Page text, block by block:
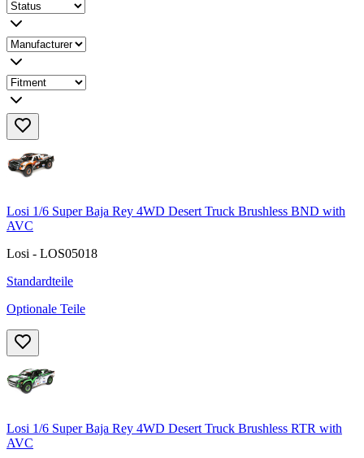
Losi 1/6 Super Baja Rey 4WD Desert Truck Brushless BND with
AVC
Losi - LOS05018
Standardteile
Optionale Teile
Losi 1/6 Super Baja Rey 4WD Desert Truck Brushless RTR with
AVC